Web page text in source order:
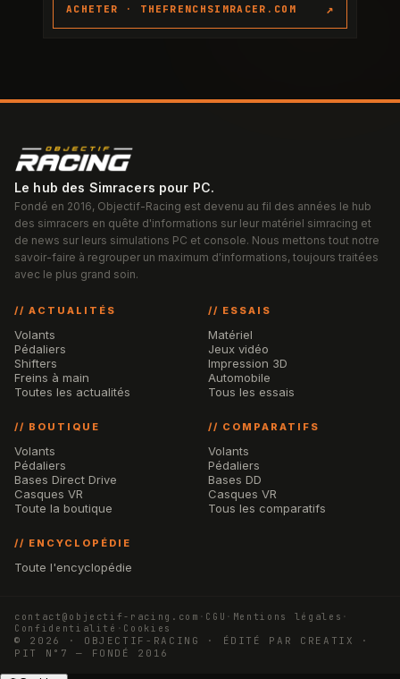
ACHETER · THEFRENCHSIMRACER.COM ↗
Le hub des Simracers pour PC.
Fondé en 2016, Objectif-Racing est devenu au fil des années le hub
des simracers en quête d'informations sur leur matériel simracing et
de news sur leurs simulations PC et console. Nous mettons tout notre
savoir-faire à regrouper un maximum d'informations, toujours traitées
avec le plus grand soin.
// ACTUALITÉS
Volants
Pédaliers
Shifters
Freins à main
Toutes les actualités
// ESSAIS
Matériel
Jeux vidéo
Impression 3D
Automobile
Tous les essais
// BOUTIQUE
Volants
Pédaliers
Bases Direct Drive
Casques VR
Toute la boutique
// COMPARATIFS
Volants
Pédaliers
Bases DD
Casques VR
Tous les comparatifs
// ENCYCLOPÉDIE
Toute l'encyclopédie
contact@objectif-racing.com · CGU · Mentions légales ·
Confidentialité · Cookies
© 2026 · OBJECTIF-RACING · ÉDITÉ PAR CREATIX ·
PIT N°7 — FONDÉ 2016